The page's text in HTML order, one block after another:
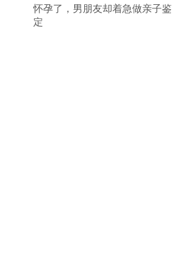
怀孕了，男朋友却着急做亲子鉴
定